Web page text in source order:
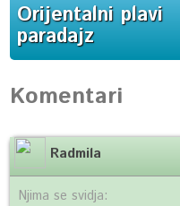
Orijentalni plavi
paradajz
Komentari
Radmila
Njima se svidja: